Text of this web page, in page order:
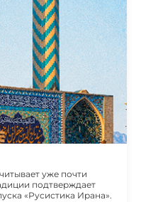
уже почти
подтверждает
«Русистика Ирана».
подтверждает
«Русистика
первый план
на
русского и
о зрелости
В центре
лингвистики,
современные
в иранской
при